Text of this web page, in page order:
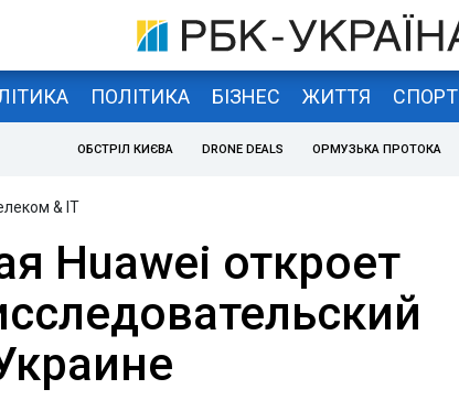
ПОЛІТИКА БІЗНЕС ЖИТТЯ СПОРТ
ОБСТРІЛ КИЄВА DRONE DEALS ОРМУЗЬКА ПРОТОКА
& IT
Huawei откроет